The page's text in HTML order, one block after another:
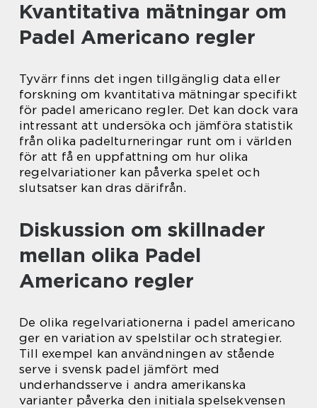
Kvantitativa mätningar om
Padel Americano regler
Tyvärr finns det ingen tillgänglig data eller
forskning om kvantitativa mätningar specifikt
för padel americano regler. Det kan dock vara
intressant att undersöka och jämföra statistik
från olika padelturneringar runt om i världen
för att få en uppfattning om hur olika
regelvariationer kan påverka spelet och
slutsatser kan dras därifrån.
Diskussion om skillnader
mellan olika Padel
Americano regler
De olika regelvariationerna i padel americano
ger en variation av spelstilar och strategier.
Till exempel kan användningen av stående
serve i svensk padel jämfört med
underhandsserve i andra amerikanska
varianter påverka den initiala spelsekvensen